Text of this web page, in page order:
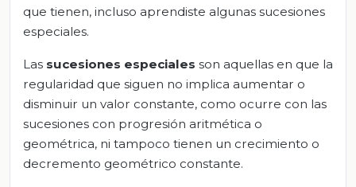
que tienen, incluso aprendiste algunas sucesiones
especiales.
Las sucesiones especiales son aquellas en que la
regularidad que siguen no implica aumentar o
disminuir un valor constante, como ocurre con las
sucesiones con progresión aritmética o
geométrica, ni tampoco tienen un crecimiento o
decremento geométrico constante.